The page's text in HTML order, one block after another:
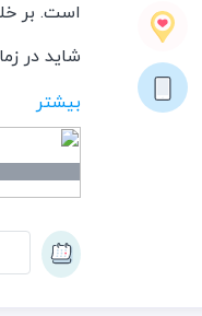
است. بر
رسیدیم
مارکت
احتمالا
بیشتر